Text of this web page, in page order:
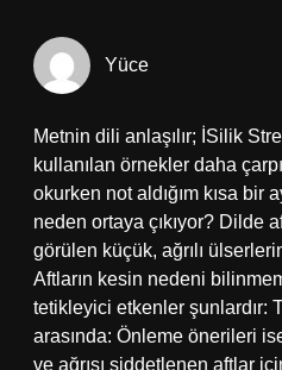
Yüce
Metnin dili anlaşılır; İSilik
kullanılan örnekler daha
okurken not aldığım kısa bir
neden ortaya çıkıyor? Dilde
görülen küçük, ağrılı
Aftların kesin nedeni
tetikleyici etkenler şunlardır:
arasında: Önleme önerileri
ve ağrısı şiddetlenen aftlar